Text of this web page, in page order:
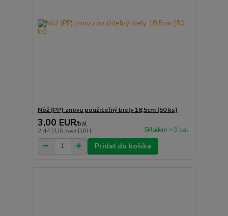
Nôž (PP) znovu použiteľný biely 18,5cm (50 ks)
3,00 EUR/bal
2,44 EUR bez DPH Skladom > 5 bal
Pridať do košíka